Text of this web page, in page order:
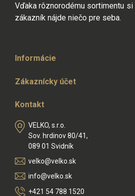
Vďaka rôznorodému sortimentu si
zákazník nájde niečo pre seba.
Informácie
Zákaznícky účet
Kontakt
VELKO, s.r.o.
Sov. hrdinov 80/41,
089 01 Svidník
velko@velko.sk
info@velko.sk
+421 54 788 1520